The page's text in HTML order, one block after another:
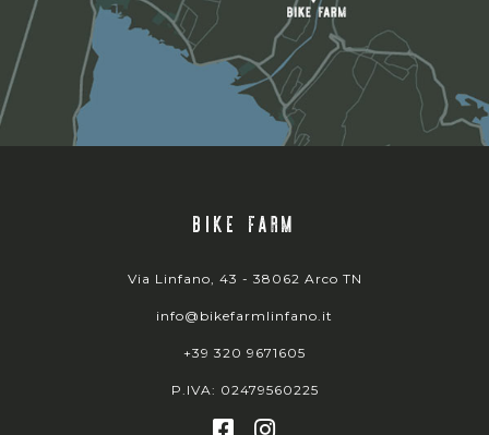
BIKE FARM
Via Linfano, 43 - 38062 Arco TN
info@bikefarmlinfano.it
+39 320 9671605
P.IVA: 02479560225